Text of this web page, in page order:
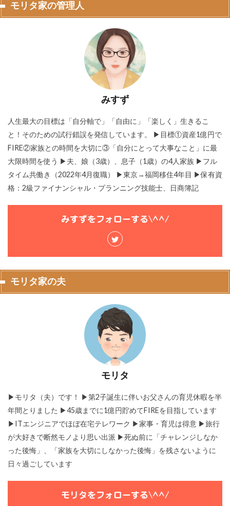
モリタ家の管理人
みすず
人生最大の目標は「自分軸で」「自由に」「楽しく」生きるこ
と！そのための試行錯誤を発信しています。 ▶目標①資産1億円で
FIRE②家族との時間を大切に③「自分にとって大事なこと」に最
大限時間を使う ▶夫、娘（3歳）、息子（1歳）の4人家族 ▶フル
タイム共働き（2022年4月復職） ▶東京→福岡移住4年目 ▶保有資
格：2級ファイナンシャル・プランニング技能士、日商簿記
みすずをフォローする\^^/
モリタ家の夫
モリタ
▶モリタ（夫）です！ ▶︎第2子誕生に伴いお父さんの育児休暇を半
年間とりました ▶45歳までに1億円貯めてFIREを目指しています
▶ITエンジニアでほぼ在宅テレワーク ▶家事・育児は得意 ▶旅行
が大好きで断然モノより思い出派 ▶死ぬ前に「チャレンジしなか
った後悔」、「家族を大切にしなかった後悔」を残さないように
日々過ごしています
モリタをフォローする\^^/